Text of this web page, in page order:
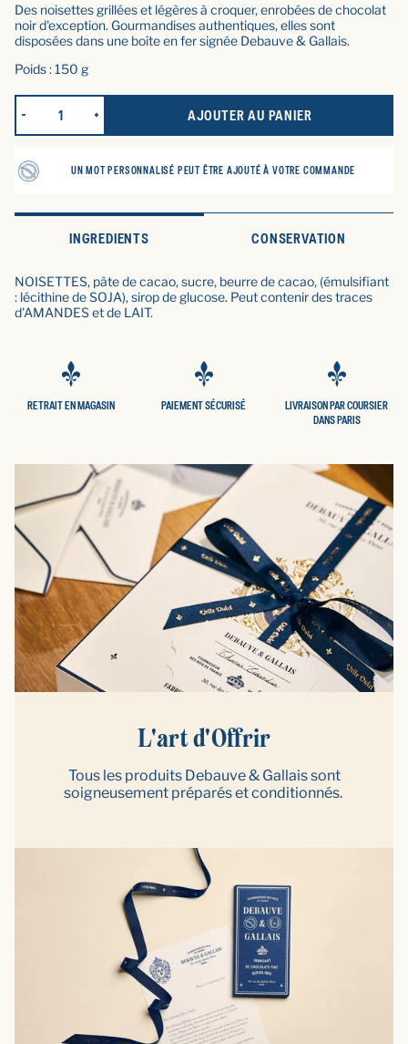
Des noisettes grillées et légères à croquer, enrobées de chocolat
noir d'exception. Gourmandises authentiques, elles sont
disposées dans une boîte en fer signée Debauve & Gallais.
Poids : 150 g
RÉDUIRE LA QUANTITÉ POUR LES NOISETTES ENROBÉES DE
AUGMENTER LA QUANTITÉ POUR LES NOISETTES
AJOUTER AU PANIER
UN MOT PERSONNALISÉ PEUT ÊTRE AJOUTÉ À VOTRE COMMANDE
INGREDIENTS CONSERVATION
NOISETTES, pâte de cacao, sucre, beurre de cacao, (émulsifiant
: lécithine de SOJA), sirop de glucose. Peut contenir des traces
d'AMANDES et de LAIT.
RETRAIT EN MAGASIN PAIEMENT SÉCURISÉ
LIVRAISON PAR COURSIER
DANS PARIS
L'art d'Offrir
Tous les produits Debauve & Gallais sont
soigneusement préparés et conditionnés.